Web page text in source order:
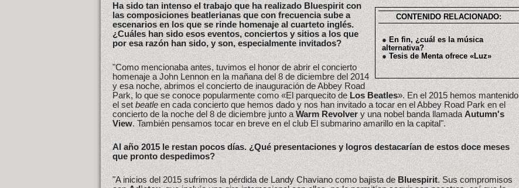
CONTENIDO RELACIONADO:
●En fin, ¿cuál es la música
alternativa?
● Tesis de Menta ofrece «Luz»
Ha sido tan intenso el trabajo que ha realizado Bluespirit con
las composiciones beatlerianas que con frecuencia sube a
escenarios en los que se rinde homenaje al cuarteto inglés.
¿Cuáles han sido esos eventos, conciertos y sitios a los que
por esa razón han sido, y son, especialmente invitados?
"Como mencionaba antes, tuvimos el honor de abrir el concierto
homenaje a John Lennon en la mañana del 8 de diciembre del 2014
y esa noche, abrimos el concierto de inauguración de Abbey Road
Park, lo que se conoce popularmente como «El parquecito deLos Beatles». En el 2015 hemos mantenido
el setbeatleen cada concierto que hemos dado y nos han invitado a tocar en el Abbey Road Park en el
concierto de la noche del 8 de diciembre junto aWarm Revolvery una nobel banda llamadaAutumn's
View. También pensamos tocar en breve en el club El submarino amarillo en la capital".
Al año 2015 le restan pocos días. ¿Qué presentaciones y logros destacarían de estos doce meses
que pronto despedimos?
"A inicios del 2015 sufrimos la pérdida de Landy Chaviano como bajista deBluespirit. Sus compromisos